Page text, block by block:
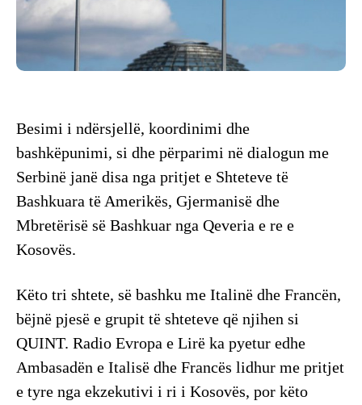
Besimi i ndërsjellë, koordinimi dhe
bashkëpunimi, si dhe përparimi në dialogun me
Serbinë janë disa nga pritjet e Shteteve të
Bashkuara të Amerikës, Gjermanisë dhe
Mbretërisë së Bashkuar nga Qeveria e re e
Kosovës.
Këto tri shtete, së bashku me Italinë dhe Francën,
bëjnë pjesë e grupit të shteteve që njihen si
QUINT. Radio Evropa e Lirë ka pyetur edhe
Ambasadën e Italisë dhe Francës lidhur me pritjet
e tyre nga ekzekutivi i ri i Kosovës, por këto